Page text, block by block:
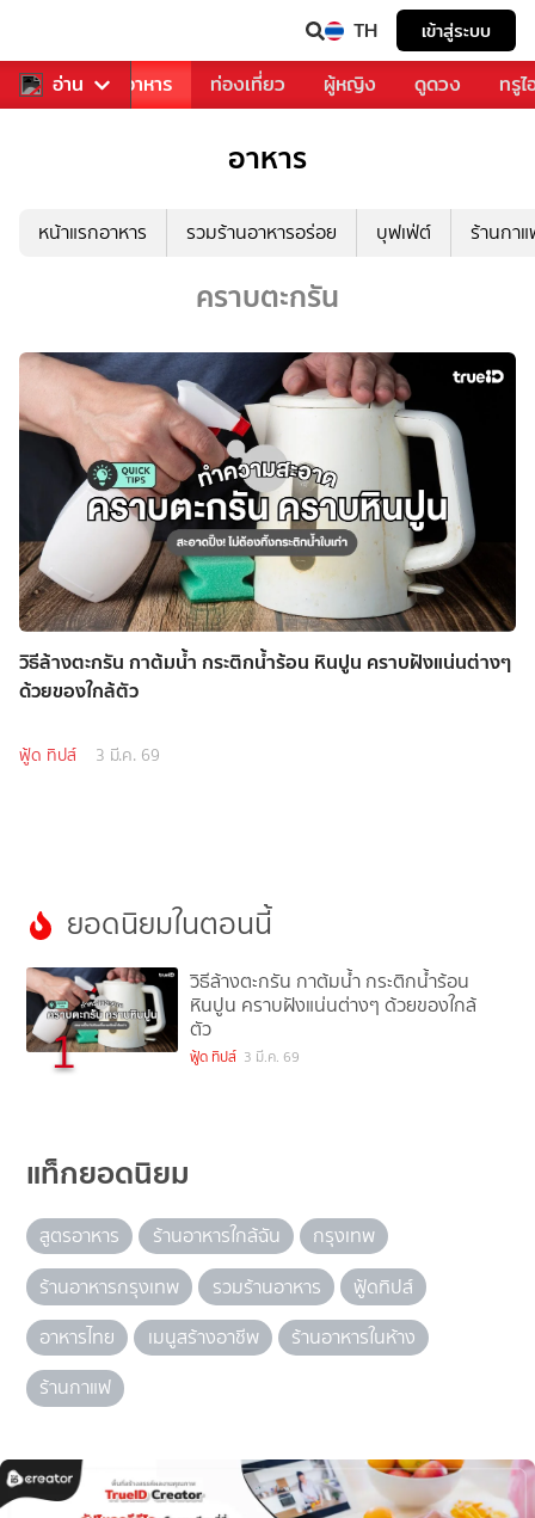
TH เข้าสู่ระบบ
อ่าน
การเพลง อาหาร ท่องเที่ยว ผู้หญิง ดูดวง ทรู
อาหาร
หน้าแรกอาหาร รวมร้านอาหารอร่อย บุฟเฟ่ต์ ร้านกา
คราบตะกรัน
วิธีล้างตะกรัน กาต้มน้ำ กระติกน้ำร้อน หินปูน คราบฝังแน่นต่างๆ
ด้วยของใกล้ตัว
ฟู้ด ทิปส์ 3 มี.ค. 69
ยอดนิยมในตอนนี้
1
วิธีล้างตะกรัน กาต้มน้ำ กระติกน้ำร้อน
หินปูน คราบฝังแน่นต่างๆ ด้วยของใกล้
ตัว
ฟู้ด ทิปส์ 3 มี.ค. 69
แท็กยอดนิยม
สูตรอาหาร ร้านอาหารใกล้ฉัน
กรุงเทพ
ร้านอาหารกรุงเทพ
รวมร้านอาหาร
ฟู้ดทิปส์
อาหารไทย
เมนูสร้างอาชีพ
ร้านอาหารในห้าง
ร้านกาแฟ